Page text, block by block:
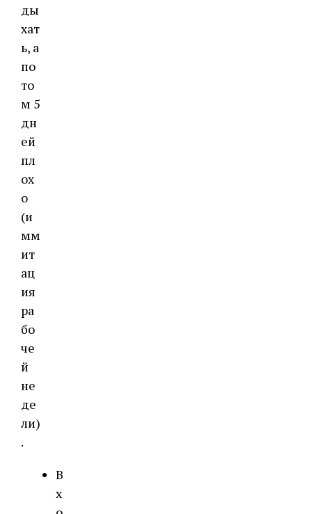
ды
хат
ь, а
по
то
м 5
дн
ей
пл
ох
о
(и
мм
ит
ац
ия
ра
бо
че
й
не
де
ли)
.
В
х